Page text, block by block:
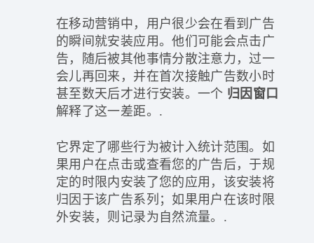
在移动营销中，用户很少会在看到广告
的瞬间就安装应用。他们可能会点击广
告，随后被其他事情分散注意力，过一
会儿再回来，并在首次接触广告数小时
甚至数天后才进行安装。一个 归因窗口
解释了这一差距。.
它界定了哪些行为被计入统计范围。如
果用户在点击或查看您的广告后，于规
定的时限内安装了您的应用，该安装将
归因于该广告系列；如果用户在该时限
外安装，则记录为自然流量。.